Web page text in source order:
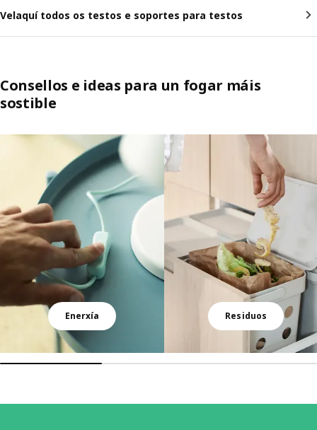
Velaquí todos os testos e soportes para testos
Consellos e ideas para un fogar máis
sostible
Saltar a listaxe
Enerxía Residuos